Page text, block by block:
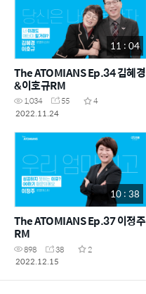
11 : 04
The ATOMIANS Ep.34 김혜경
&이호규RM
1,034 55
4
2022.11.24
10 : 38
The ATOMIANS Ep.37 이정주
RM
898 38
2
2022.12.15